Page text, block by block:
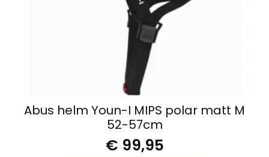
Abus helm Youn-I MIPS polar matt M
52-57cm
€ 99,95